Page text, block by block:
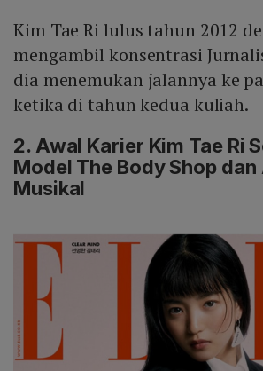
Kim Tae Ri lulus tahun 2012
mengambil konsentrasi
dia menemukan jalannya ke
ketika di tahun kedua kuliah.
2. Awal Karier Kim Tae Ri
Model The Body Shop
Musikal